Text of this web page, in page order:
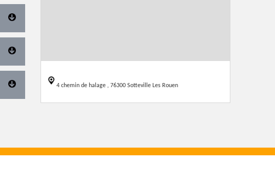
4 chemin de halage , 76300 Sotteville Les Rouen